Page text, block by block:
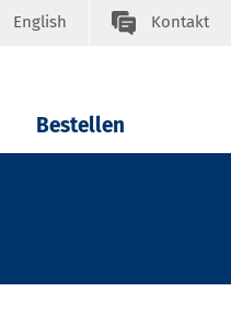
English Kontakt
Bestellen